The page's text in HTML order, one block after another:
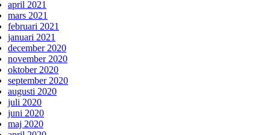
april 2021
mars 2021
februari 2021
januari 2021
december 2020
november 2020
oktober 2020
september 2020
augusti 2020
juli 2020
juni 2020
maj 2020